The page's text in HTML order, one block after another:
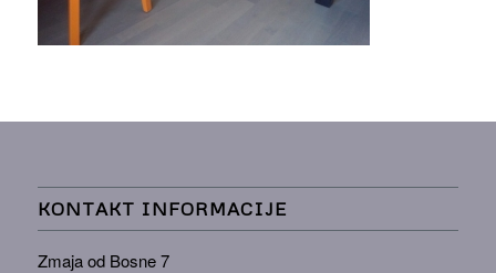
KONTAKT INFORMACIJE
Zmaja od Bosne 7